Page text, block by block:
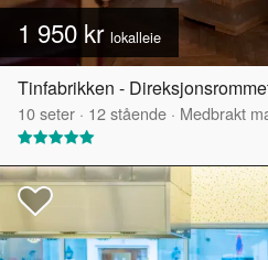
1 950 kr lokalleie
Tinfabrikken -
10seter · 12stående · Medbrakt